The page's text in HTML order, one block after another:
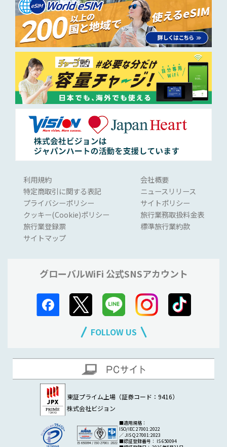
利用規約
特定商取引に関する表記
プライバシーポリシー
クッキー(Cookie)ポリシー
旅行業登録票
サイトマップ
会社概要
ニュースリリース
サイトポリシー
旅行業務取扱料金表
標準旅行業約款
グローバルWiFi 公式SNSアカウント
FOLLOW US
東証プライム上場（証券コード：9416）
株式会社ビジョン
■適用規格：
ISO/IEC 27001:2022
／ JIS Q 27001:2023
■認証登録番号： IS 650094